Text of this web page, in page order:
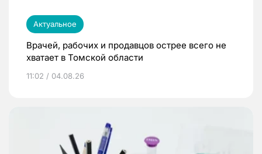
Актуальное
Врачей, рабочих и продавцов острее всего не
хватает в Томской области
11:02 / 04.08.26